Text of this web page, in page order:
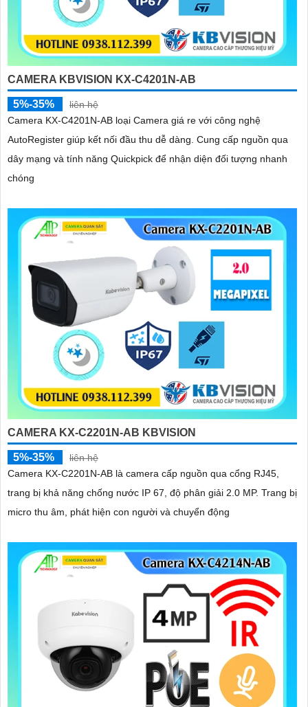
CAMERA KBVISION KX-C4201N-AB
5%-35%
liên hệ
Camera KX-C4201N-AB loại Camera giá re với công nghệ
AutoRegister giúp kết nối đầu thu dễ dàng. Cung cấp nguồn qua
dây mạng và tính năng Quickpick để nhận diện đối tượng nhanh
chóng
CAMERA KX-C2201N-AB KBVISION
5%-35%
liên hệ
Camera KX-C2201N-AB là camera cấp nguồn qua cổng RJ45,
trang bị khả năng chống nước IP 67, độ phân giải 2.0 MP. Trang bị
micro thu âm, phát hiện con người và chuyển động